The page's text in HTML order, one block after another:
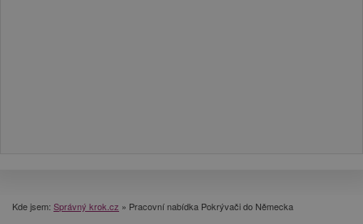
Kde jsem: Správný krok.cz » Pracovní nabídka Pokrývači do Německa